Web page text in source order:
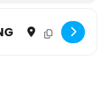
Address - ”Jævndøgns
Destination